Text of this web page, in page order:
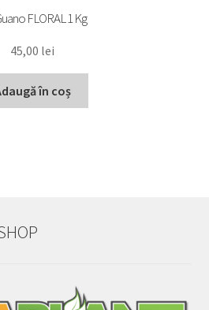
FLORAL 1 Kg
45,00 lei
în coș